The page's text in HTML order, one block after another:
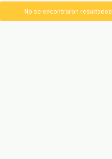
No se encontraron resultados